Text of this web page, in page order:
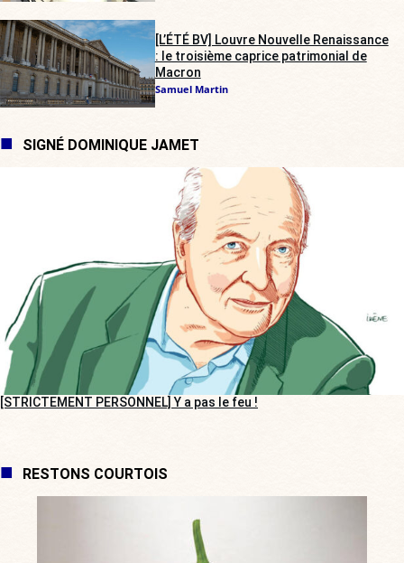
[L’ÉTÉ BV] Louvre Nouvelle Renaissance
: le troisième caprice patrimonial de
Macron
Samuel Martin
SIGNÉ DOMINIQUE JAMET
[STRICTEMENT PERSONNEL] Y a pas le feu !
RESTONS COURTOIS